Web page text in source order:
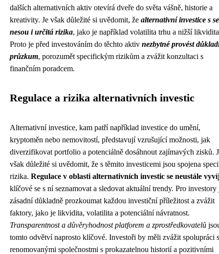
dalších alternativních aktiv otevírá dveře do světa vášně, historie a
kreativity. Je však důležité si uvědomit, že alternativní investice s
nesou i určitá rizika, jako je například volatilita trhu a nižší
Proto je před investováním do těchto aktiv nezbytné provést
průzkum, porozumět specifickým rizikům a zvážit konzultaci s
finančním poradcem.
Regulace a rizika alternativních investic
Alternativní investice, kam patří například investice do umění,
kryptoměn nebo nemovitostí, představují vzrušující možnosti, jak
diverzifikovat portfolio a potenciálně dosáhnout zajímavých zisků.
však důležité si uvědomit, že s těmito investicemi jsou spojena
rizika. Regulace v oblasti alternativních investic se neustále
klíčové se s ní seznamovat a sledovat aktuální trendy. Pro investory
zásadní důkladně prozkoumat každou investiční příležitost a zvážit
faktory, jako je likvidita, volatilita a potenciální návratnost.
Transparentnost a důvěryhodnost platforem a zprostředkovatelů
tomto odvětví naprosto klíčové. Investoři by měli zvážit spolupráci s
renomovanými společnostmi s prokazatelnou historií a pozitivními